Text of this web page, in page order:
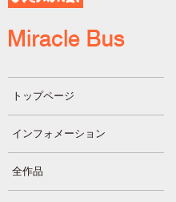
トップページ
インフォメーション
全作品